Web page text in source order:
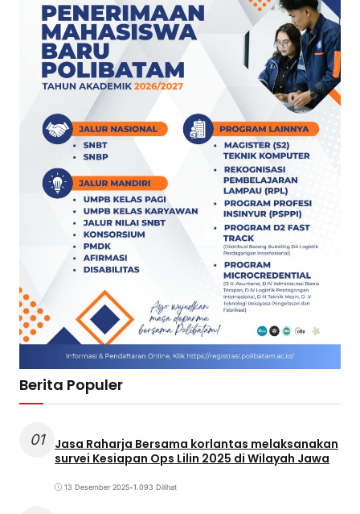
Berita Populer
01
Jasa Raharja Bersama korlantas melaksanakan
survei Kesiapan Ops Lilin 2025 di Wilayah Jawa
13 Desember 2025•1.093 Dilihat